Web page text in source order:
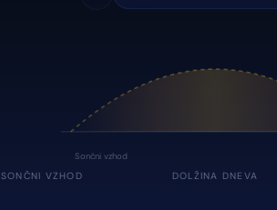
Sončni vzhod
SONČNI VZHOD DOLŽINA DNEVA